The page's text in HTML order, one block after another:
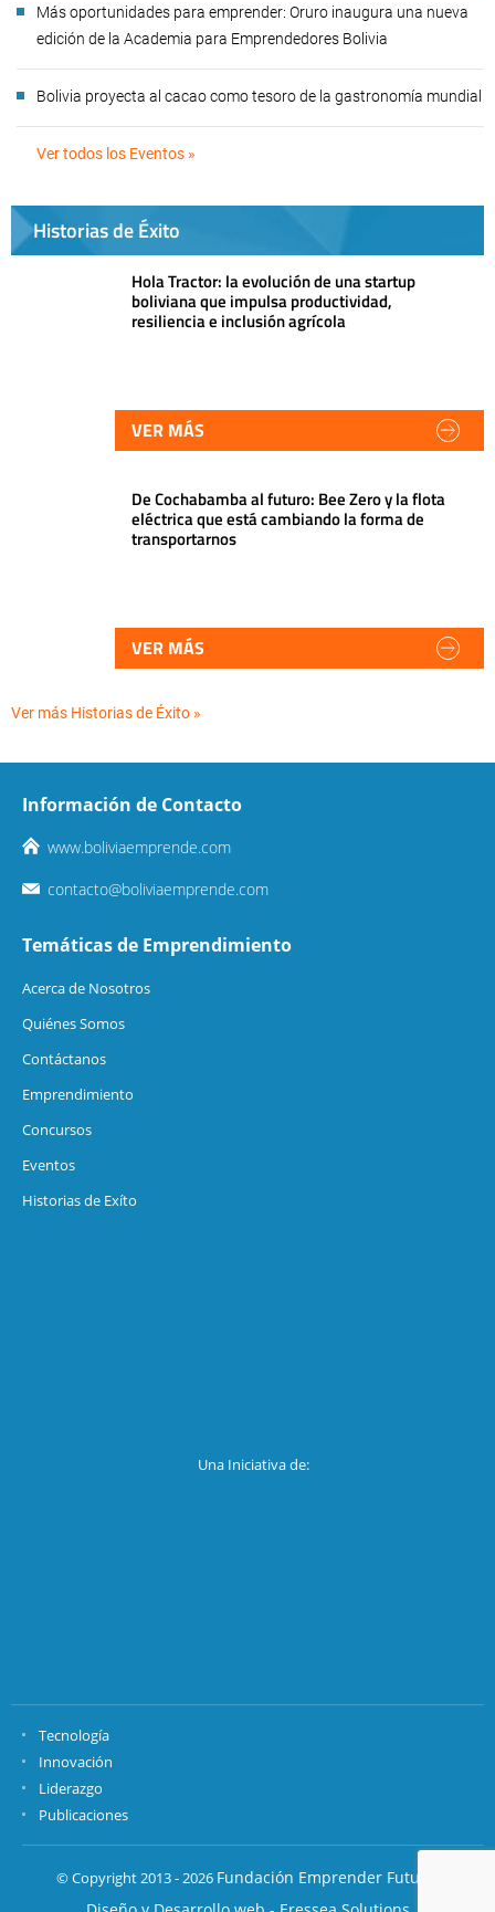
Más oportunidades para emprender: Oruro inaugura una nueva
edición de la Academia para Emprendedores Bolivia
Bolivia proyecta al cacao como tesoro de la gastronomía mundial
Ver todos los Eventos »
Historias de Éxito
Hola Tractor: la evolución de una startup
boliviana que impulsa productividad,
resiliencia e inclusión agrícola
VER MÁS
De Cochabamba al futuro: Bee Zero y la flota
eléctrica que está cambiando la forma de
transportarnos
VER MÁS
Ver más Historias de Éxito »
Información de Contacto
www.boliviaemprende.com
contacto@boliviaemprende.com
Temáticas de Emprendimiento
Acerca de Nosotros
Quiénes Somos
Contáctanos
Emprendimiento
Concursos
Eventos
Historias de Exíto
Una Iniciativa de:
Tecnología
Innovación
Liderazgo
Publicaciones
© Copyright 2013 - 2026 Fundación Emprender Futuro.